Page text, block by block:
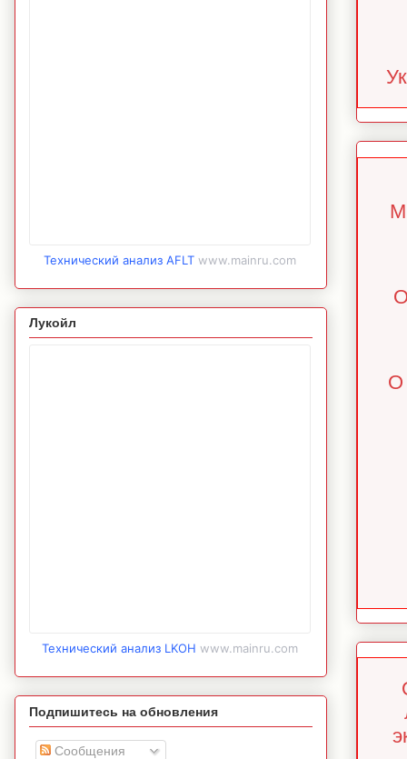
О
Технический анализ AFLT www.mainru.com
Лукойл
Технический анализ LKOH www.mainru.com
Подпишитесь на обновления
Сообщения